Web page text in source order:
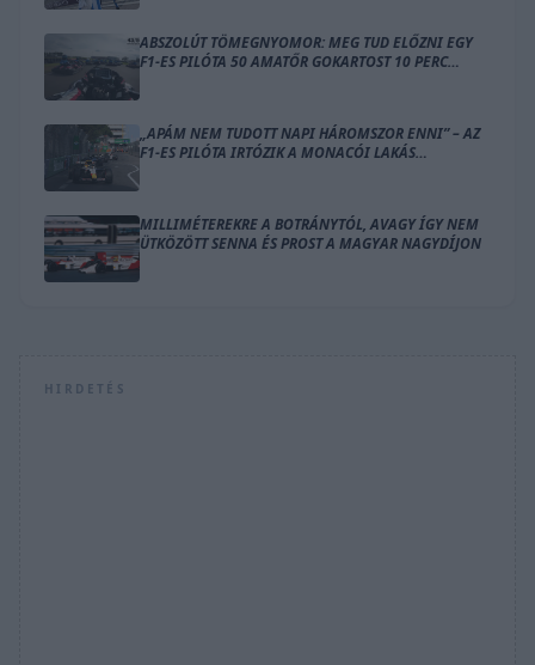
ABSZOLÚT TÖMEGNYOMOR: MEG TUD ELŐZNI EGY
F1-ES PILÓTA 50 AMATŐR GOKARTOST 10 PERC
„APÁM NEM TUDOTT NAPI HÁROMSZOR ENNI” – AZ
F1-ES PILÓTA IRTÓZIK A MONACÓI LAKÁS
MILLIMÉTEREKRE A BOTRÁNYTÓL, AVAGY ÍGY NEM
ÜTKÖZÖTT SENNA ÉS PROST A MAGYAR NAGYDÍJON
HIRDETÉS